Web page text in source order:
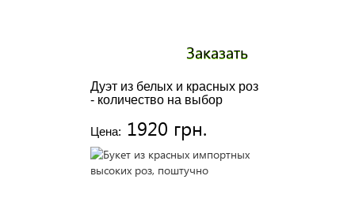
Дуэт из белых и красных роз
- количество на выбор
Цена: 1920 грн.
Заказать